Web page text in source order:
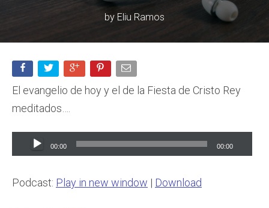
by Eliu Ramos
El evangelio de hoy y el de la Fiesta de Cristo Rey
meditados….
Audio
Player
00:00 00:00
Podcast: Play in new window | Download